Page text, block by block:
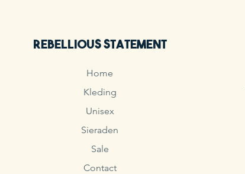
Rebellious Statement
Home
Kleding
Unisex
Sieraden
Sale
Contact